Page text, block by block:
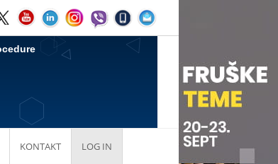
KONTAKT LOG IN